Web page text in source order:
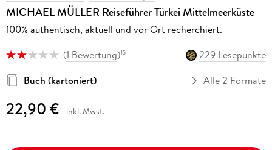
MICHAEL MÜLLER Reiseführer Türkei Mittelmeerküste
100% authentisch, aktuell und vor Ort recherchiert.
(1 Bewertung)15
229 Lesepunkte
Buch (kartoniert)
Alle 2 Formate
22,90 € inkl. Mwst.